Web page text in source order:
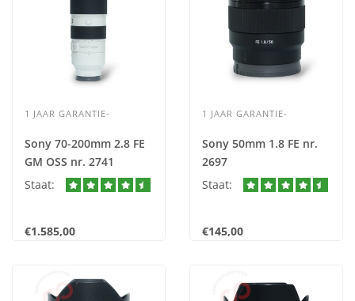
1 JAAR GARANTIE-
Sony 70-200mm 2.8 FE
GM OSS nr. 2741
Staat:
€1.585,00
1 JAAR GARANTIE-
Sony 50mm 1.8 FE nr.
2697
Staat:
€145,00